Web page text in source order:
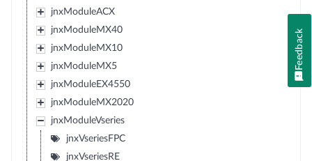
jnxModuleACX
jnxModuleMX40
jnxModuleMX10
jnxModuleMX5
jnxModuleEX4550
jnxModuleMX2020
jnxModuleVseries
jnxVseriesFPC
jnxVseriesRE
Feedback